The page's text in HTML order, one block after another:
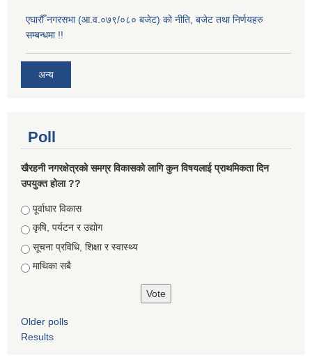
एघारौँ नगरसभा (आ.व.०७९/०८० बजेट) को नीति, बजेट तथा निर्णयहरु
सम्बन्धमा !!
अन्य
Poll
खैरहनी नगरक्षेत्रको समग्र विकासको लागि कुन विषयलाई प्राथमिकता दिन
उपयुक्त होला ??
Choices
पूर्वाधार विकास
कृषि, पर्यटन र उद्योग
सूचना प्रविधि, शिक्षा र स्वास्थ्य
माथिका सबै
Older polls
Results